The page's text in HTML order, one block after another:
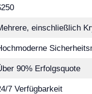
einschließlich
90% Erfolgsquote
7 Verfügbarkeit